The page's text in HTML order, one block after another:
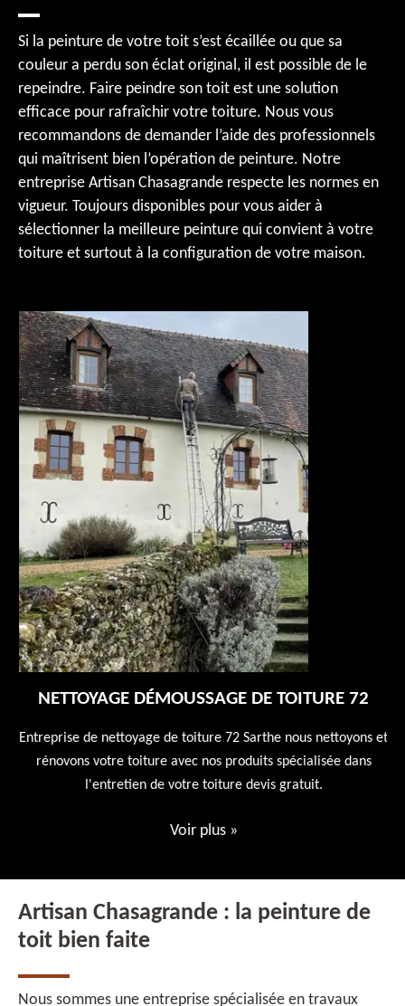
Si la peinture de votre toit s’est écaillée ou que sa
couleur a perdu son éclat original, il est possible de le
repeindre. Faire peindre son toit est une solution
efficace pour rafraîchir votre toiture. Nous vous
recommandons de demander l’aide des professionnels
qui maîtrisent bien l’opération de peinture. Notre
entreprise Artisan Chasagrande respecte les normes en
vigueur. Toujours disponibles pour vous aider à
sélectionner la meilleure peinture qui convient à votre
toiture et surtout à la configuration de votre maison.
NETTOYAGE DÉMOUSSAGE DE TOITURE 72
Entreprise de nettoyage de toiture 72 Sarthe nous nettoyons et
rénovons votre toiture avec nos produits spécialisée dans
l'entretien de votre toiture devis gratuit.
Voir plus »
Artisan Chasagrande : la peinture de
toit bien faite
Nous sommes une entreprise spécialisée en travaux